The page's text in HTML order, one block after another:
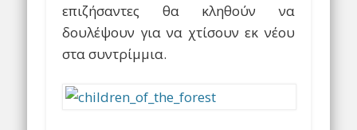
επιζήσαντες θα κληθούν να
δουλέψουν για να χτίσουν εκ νέου
στα συντρίμμια.